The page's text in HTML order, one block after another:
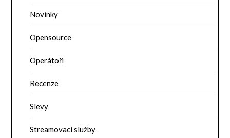
Novinky
Opensource
Operátoři
Recenze
Slevy
Streamovací služby